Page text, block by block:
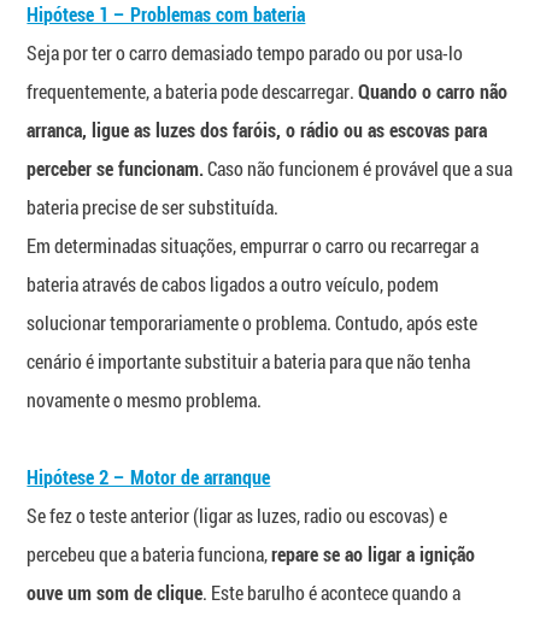
Hipótese 1 – Problemas com bateria
Seja por ter o carro demasiado tempo parado ou por usa-lo
frequentemente, a bateria pode descarregar.Quando o carro não
arranca, ligue as luzes dos faróis, o rádio ou as escovas para
perceber se funcionam.Caso não funcionem é provável que a sua
bateria precise de ser substituída.
Em determinadas situações, empurrar o carro ou recarregar a
bateria através de cabos ligados a outro veículo, podem
solucionar temporariamente o problema. Contudo, após este
cenário é importante substituir a bateria para que não tenha
novamente o mesmo problema.
Hipótese 2 – Motor de arranque
Se fez o teste anterior (ligar as luzes, radio ou escovas) e
percebeu que a bateria funciona,repare se ao ligar a ignição
ouve um som de clique. Este barulho é acontece quando a